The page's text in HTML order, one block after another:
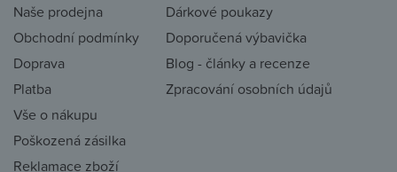
Naše prodejna
Obchodní podmínky
Doprava
Platba
Vše o nákupu
Poškozená zásilka
Reklamace zboží
Dárkové poukazy
Doporučená výbavička
Blog - články a recenze
Zpracování osobních údajů